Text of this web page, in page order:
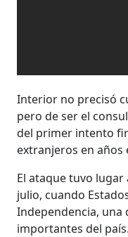
Interior no precisó
pero de ser el
del primer intento
extranjeros en años
El ataque tuvo
julio, cuando
Independencia, una
importantes del país.